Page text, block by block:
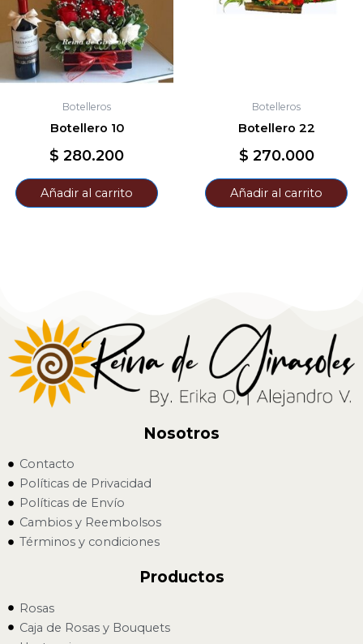
Botelleros
Botellero 10
$ 280.200
Añadir al carrito
Botelleros
Botellero 22
$ 270.000
Añadir al carrito
Nosotros
Contacto
Políticas de Privacidad
Políticas de Envío
Cambios y Reembolsos
Términos y condiciones
Productos
Rosas
Caja de Rosas y Bouquets